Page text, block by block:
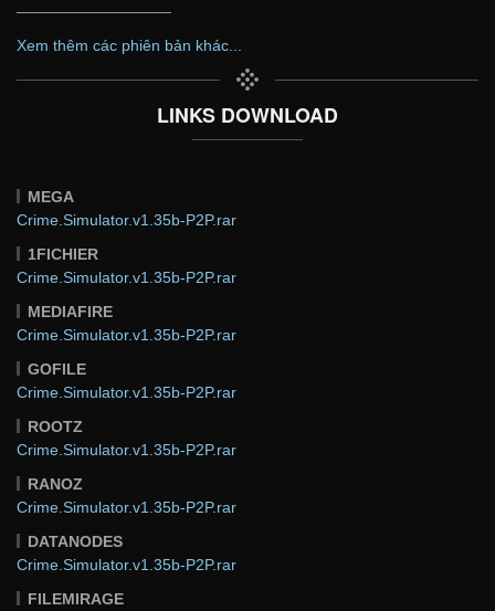
——————————
Xem thêm các phiên bản khác...
LINKS DOWNLOAD
MEGA
Crime.Simulator.v1.35b-P2P.rar
1FICHIER
Crime.Simulator.v1.35b-P2P.rar
MEDIAFIRE
Crime.Simulator.v1.35b-P2P.rar
GOFILE
Crime.Simulator.v1.35b-P2P.rar
ROOTZ
Crime.Simulator.v1.35b-P2P.rar
RANOZ
Crime.Simulator.v1.35b-P2P.rar
DATANODES
Crime.Simulator.v1.35b-P2P.rar
FILEMIRAGE